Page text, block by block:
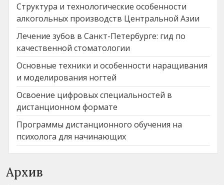
Структура и технологические особенности
алкогольных производств Центральной Азии
Лечение зубов в Санкт-Петербурге: гид по
качественной стоматологии
Основные техники и особенности наращивания
и моделирования ногтей
Освоение цифровых специальностей в
дистанционном формате
Программы дистанционного обучения на
психолога для начинающих
Архив